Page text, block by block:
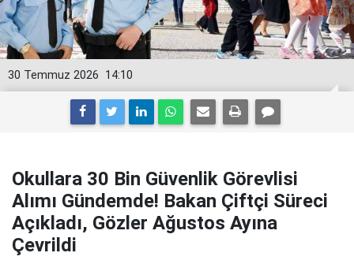
14:10
30 Temmuz 2026
Okullara 30 Bin Güvenlik Görevlisi
Alımı Gündemde! Bakan Çiftçi Süreci
Açıkladı, Gözler Ağustos Ayına
Çevrildi